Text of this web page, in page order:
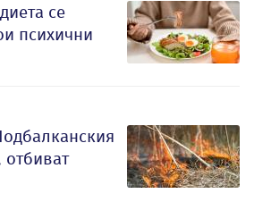
се
психични
отбиват